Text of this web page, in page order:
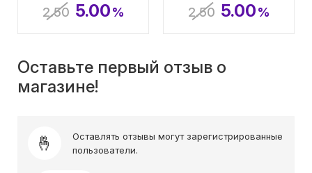
2.50 5.00% 2.50 5.00%
Оставьте первый отзыв о
магазине!
Оставлять отзывы могут зарегистрированные
пользователи.